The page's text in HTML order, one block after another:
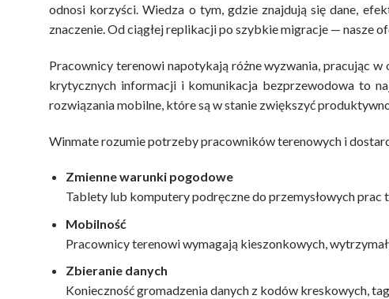
odnosi korzyści. Wiedza o tym, gdzie znajdują się dane,
znaczenie. Od ciągłej replikacji po szybkie migracje —
Pracownicy terenowi napotykają różne wyzwania, pracując
krytycznych informacji i komunikacja bezprzewodowa to
rozwiązania mobilne, które są w stanie zwiększyć
Winmate rozumie potrzeby pracowników terenowych i
Zmienne warunki pogodowe
Tablety lub komputery podręczne do przemysłowych
Mobilność
Pracownicy terenowi wymagają kieszonkowych,
Zbieranie danych
Konieczność gromadzenia danych z kodów kreskowych,